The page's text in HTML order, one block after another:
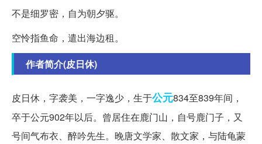
不是细罗密，自为朝夕驱。
空怜指鱼命，遣出海边租。
作者简介(皮日休)
皮日休，字袭美，一字逸少，生于公元834至839年间，
卒于公元902年以后。曾居住在鹿门山，自号鹿门子，又
号间气布衣、醉吟先生。晚唐文学家、散文家，与陆龟蒙